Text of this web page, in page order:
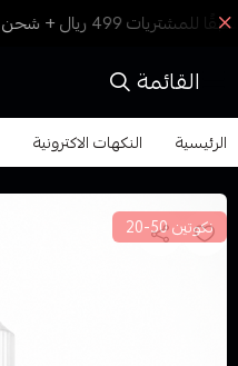
القائمة
الرئيسية النكهات الاكترونية
نكوتين 50-20